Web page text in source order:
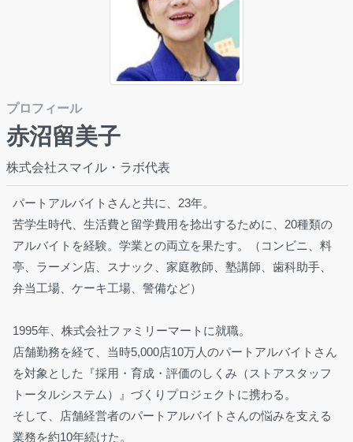
プロフィール
赤沼留美子
株式会社スマイル・ラボ代表
パートアルバイトさんと共に、23年。
苦学生時代、生活費と留学費用を捻出するために、20種類の
アルバイトを経験。学業との両立を果たす。（コンビニ、料
亭、ラーメン店、スナック、家庭教師、塾講師、歯科助手、
弁当工場、ケーキ工場、警備など）
1995年、株式会社ファミリーマートに就職。
店舗勤務を経て、当時5,000店10万人のパートアルバイトさん
を対象とした『採用・育成・評価のしくみ（ストアスタッフ
トータルシステム）』づくりプロジェクトに携わる。
そして、店舗経営者のパートアルバイトさんの悩みを支える
業務を約10年続けた。